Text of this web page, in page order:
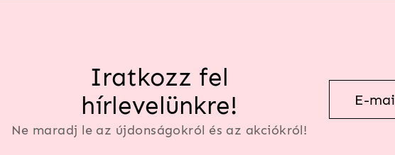
Iratkozz fel
hírlevelünkre!
Ne maradj le az újdonságokról és az akciókról!
feliratkozás